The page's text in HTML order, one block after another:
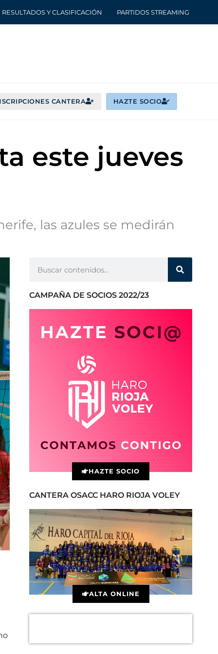
RESULTADOS Y CLASIFICACIÓN PARTIDOS STREAMING
CANTERA HAZTE SOCIO
este jueves
las azules se medirán
CAMPAÑA DE SOCIOS 2022/23
HAZTE SOCIO
CANTERA OSACC HARO RIOJA VOLEY
ALTA ONLINE